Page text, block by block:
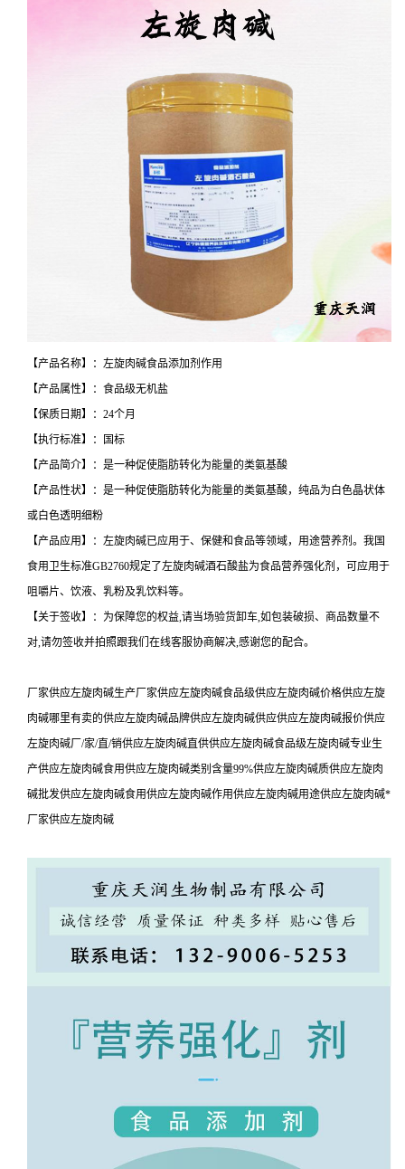
【产品名称】：左旋肉碱食品添加剂作用
【产品属性】：食品级无机盐
【保质日期】：24个月
【执行标准】：国标
【产品简介】：是一种促使脂肪转化为能量的类氨基酸
【产品性状】：是一种促使脂肪转化为能量的类氨基酸，纯品为白色晶状体
或白色透明细粉
【产品应用】：左旋肉碱已应用于、保健和食品等领域，用途营养剂。我国
食用卫生标准GB2760规定了左旋肉碱酒石酸盐为食品营养强化剂，可应用于
咀嚼片、饮液、乳粉及乳饮料等。
【关于签收】：为保障您的权益,请当场验货卸车,如包装破损、商品数量不
对,请勿签收并拍照跟我们在线客服协商解决,感谢您的配合。
厂家供应左旋肉碱生产厂家供应左旋肉碱食品级供应左旋肉碱价格供应左旋
肉碱哪里有卖的供应左旋肉碱品牌供应左旋肉碱供应供应左旋肉碱报价供应
左旋肉碱厂/家/直/销供应左旋肉碱直供供应左旋肉碱食品级左旋肉碱专业生
产供应左旋肉碱食用供应左旋肉碱类别含量99%供应左旋肉碱质供应左旋肉
碱批发供应左旋肉碱食用供应左旋肉碱作用供应左旋肉碱用途供应左旋肉碱*
厂家供应左旋肉碱